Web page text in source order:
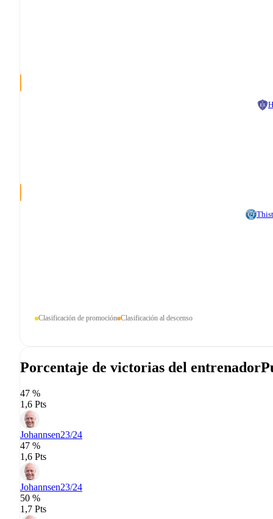
Clasificación de promoción Clasificación al descenso
Porcentaje de victorias del entrenador
47 %
1,6 Pts
Johannsen23/24
47 %
1,6 Pts
Johannsen23/24
50 %
1,7 Pts